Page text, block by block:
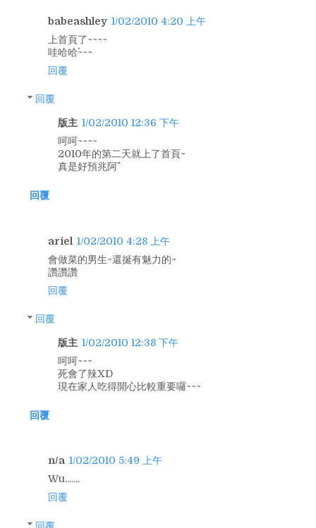
babeashley 1/02/2010 4:20 上午
上首頁了~~~~
哇哈哈`~~~
回覆
回覆
版主 1/02/2010 12:36 下午
呵呵~~~~
2010年的第二天就上了首頁~
真是好預兆阿^^
回覆
ariel 1/02/2010 4:28 上午
會做菜的男生~還挻有魅力的~
讚讚讚
回覆
回覆
版主 1/02/2010 12:38 下午
呵呵~~~
死會了辣XD
現在家人吃得開心比較重要囉~~~
回覆
n/a 1/02/2010 5:49 上午
Wu.......
回覆
回覆